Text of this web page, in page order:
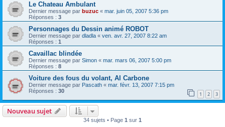
Le Chateau Ambulant
Dernier message par buzuc « mar. juin 05, 2007 5:36 pm
Réponses : 3
Personnages du Dessin animé ROBOT
Dernier message par dladla « ven. avr. 27, 2007 8:22 am
Réponses : 1
Cavaillac blindée
Dernier message par Simon « mar. mars 06, 2007 5:00 pm
Réponses : 8
Voiture des fous du volant, Al Carbone
Dernier message par Pascath « mar. févr. 13, 2007 7:15 pm
Réponses : 30 1 2 3
Nouveau sujet
34 sujets • Page 1 sur 1